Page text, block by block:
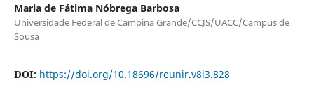
Maria de Fátima Nóbrega Barbosa
Universidade Federal de Campina Grande/CCJS/UACC/Campus de
Sousa
DOI: https://doi.org/10.18696/reunir.v8i3.828